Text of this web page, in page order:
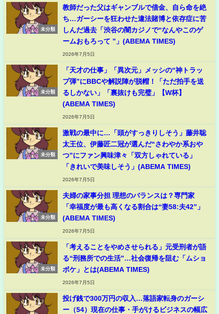
未分類
教師だった父はギャンブルで借金、自ら命を絶
ち…ガーシーを狂わせた違法賭博と依存症に苦
しんだ過去「渋谷の闇カジノで“なんやこのゲ
ームおもろって ”」(ABEMA TIMES)
2026年7月5日
未分類
「天才の仕事」「異次元」メッシの“神トラッ
プ弾”にBBCや解説陣が脱帽！「ただ拍手を送
るしかない」「裏抜けも完璧」【W杯】
(ABEMA TIMES)
2026年7月5日
未分類
激戦の最中に…「頭がすっきりしそう」藤井聡
太王位、伊藤匠二冠が選んだ“さわやか系おや
つ”にファン興味津々「双方しゃれている」
「きれいで美味しそう」(ABEMA TIMES)
2026年7月5日
未分類
夫婦の家事分担 理想のバランスは？専門家
「幸福度が最も高くなる割合は“妻58:夫42”」
(ABEMA TIMES)
2026年7月5日
未分類
「考えることをやめさせられる」元受刑者が語
る“刑務所での生活”…社会復帰を阻む「ムショ
ボケ」とは(ABEMA TIMES)
2026年7月5日
投げ銭で300万円の収入…落語家転身のガーシ
ー（54）現在の仕事・手がけるビジネスの幅広